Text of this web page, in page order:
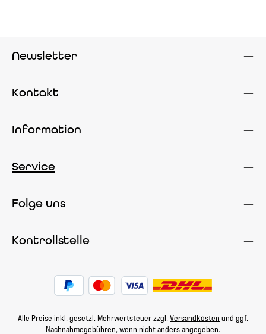
Newsletter
Kontakt
Information
Service
Folge uns
Kontrollstelle
Alle Preise inkl. gesetzl. Mehrwertsteuer zzgl. Versandkosten und ggf.
Nachnahmegebühren, wenn nicht anders angegeben.